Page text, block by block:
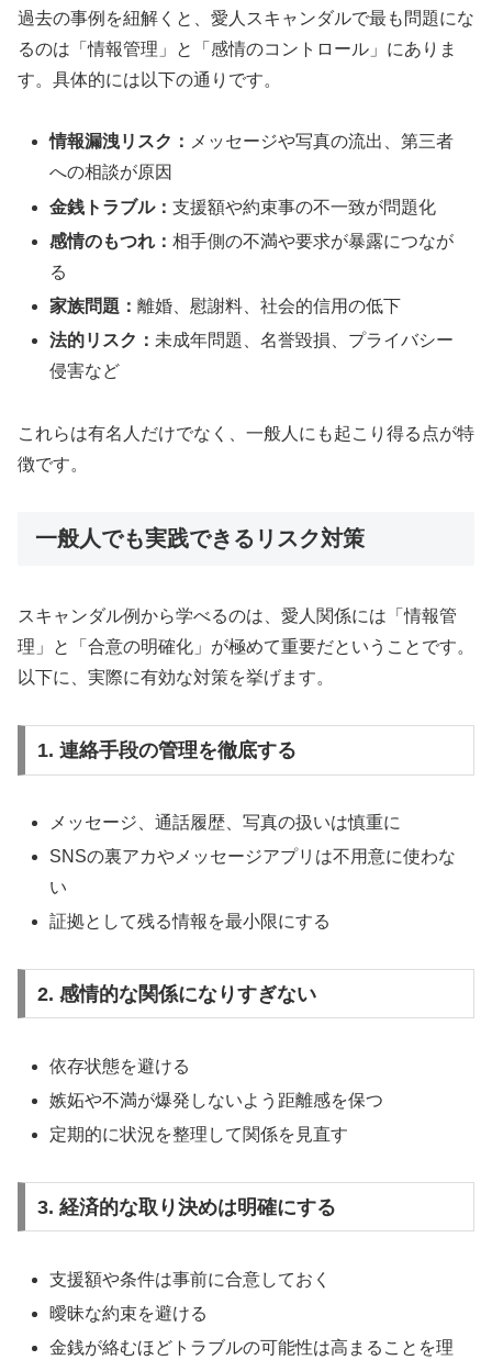
過去の事例を紐解くと、愛人スキャンダルで最も問題にな
るのは「情報管理」と「感情のコントロール」にありま
す。具体的には以下の通りです。
情報漏洩リスク： メッセージや写真の流出、第三者
への相談が原因
金銭トラブル：支援額や約束事の不一致が問題化
感情のもつれ：相手側の不満や要求が暴露につなが
る
家族問題：離婚、慰謝料、社会的信用の低下
法的リスク： 未成年問題、名誉毀損、プライバシー
侵害など
これらは有名人だけでなく、一般人にも起こり得る点が特
徴です。
一般人でも実践できるリスク対策
スキャンダル例から学べるのは、愛人関係には「情報管
理」と「合意の明確化」が極めて重要だということです。
以下に、実際に有効な対策を挙げます。
1. 連絡手段の管理を徹底する
メッセージ、通話履歴、写真の扱いは慎重に
SNSの裏アカやメッセージアプリは不用意に使わな
い
証拠として残る情報を最小限にする
2. 感情的な関係になりすぎない
依存状態を避ける
嫉妬や不満が爆発しないよう距離感を保つ
定期的に状況を整理して関係を見直す
3. 経済的な取り決めは明確にする
支援額や条件は事前に合意しておく
曖昧な約束を避ける
金銭が絡むほどトラブルの可能性は高まることを理